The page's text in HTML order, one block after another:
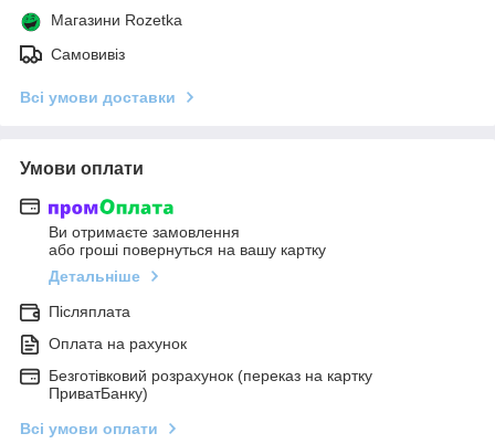
Магазини Rozetka
Самовивіз
Всі умови доставки
Умови оплати
Ви отримаєте замовлення
або гроші повернуться на вашу картку
Детальніше
Післяплата
Оплата на рахунок
Безготівковий розрахунок (переказ на картку
ПриватБанку)
Всі умови оплати